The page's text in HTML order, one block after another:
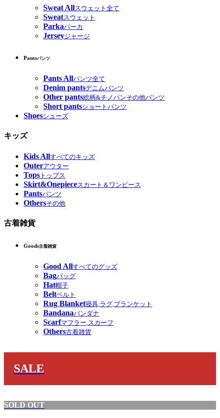
Sweat Allスウェット全て
Sweatスウェット
Parkaパーカ
Jerseyジャージ
Pantsパンツ
Pants Allパンツ全て
Denim pantsデニムパンツ
Other pants総柄&チノパンその他パンツ
Short pantsショートパンツ
Shoesシューズ
キッズ
Kids Allすべてのキッズ
Outerアウター
Tops トップス
Skirt&Onepieceスカート＆ワンピース
Pantsパンツ
Othersその他
古着雑貨
Goods古着雑貨
Good Allすべてのグッズ
Bagバッグ
Hat帽子
Beltベルト
Rug Blanket寝具,ラグ,ブランケット
Bandanaバンダナ
Scarfマフラー,スカーフ
Others古着雑貨
SALE
SOLD OUT